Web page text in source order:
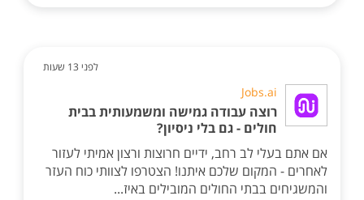
לפני 13 שעות
Jobs.ai
רוצה עבודה גמישה ומשמעותית בבית
חולים - גם בלי ניסיון?
אם אתם בעלי לב רחב, ידיים חרוצות ורצון אמיתי לעזור
לאחרים - המקום שלכם איתנו! הצטרפו לצוותי כוח העזר
והמשגיחים בבתי החולים המובילים באיז...